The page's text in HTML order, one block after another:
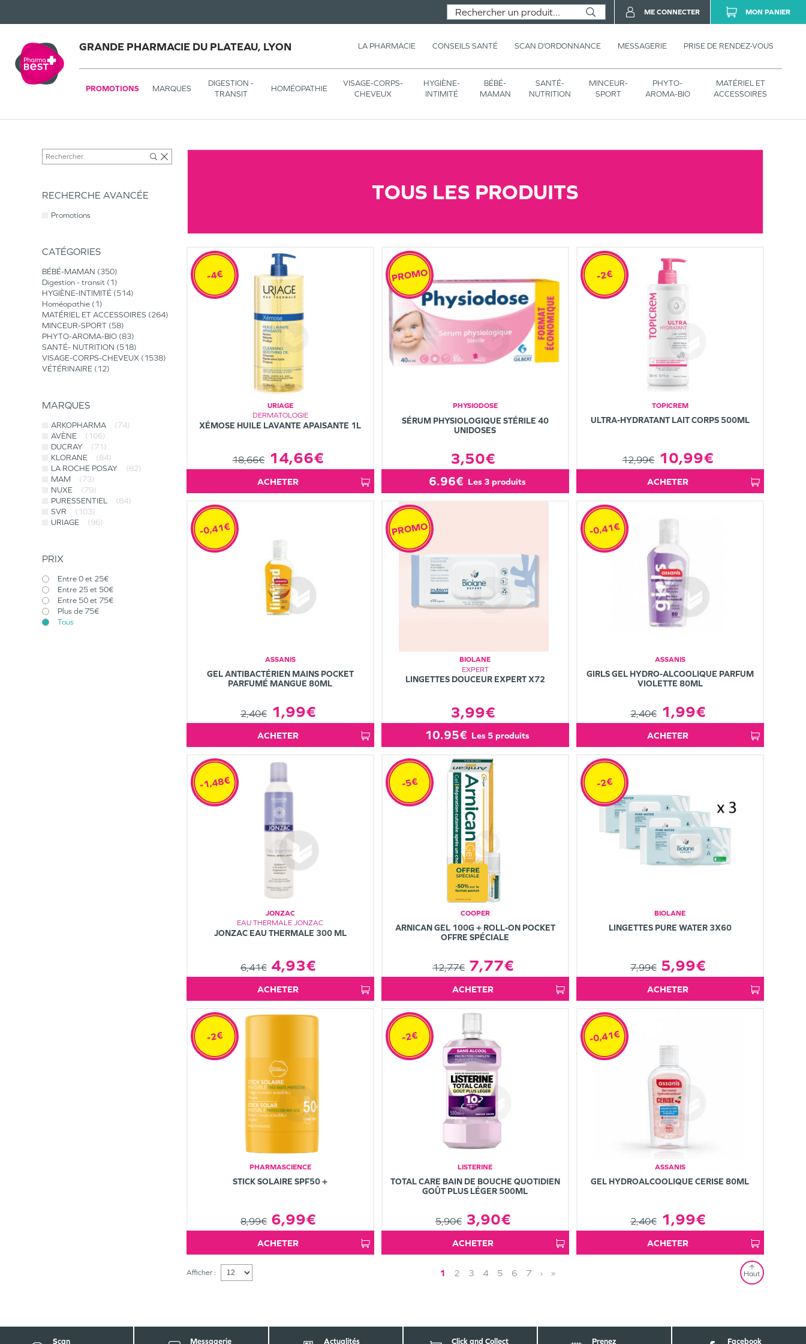
GRANDE PHARMACIE DU PLATEAU, LYON LA PHARMACIE CONSEILS SANTÉ SCAN D’ORDONNANCE MESSAGERIE PRISE DE RENDEZ-VOUS
PROMOTIONS MARQUES
DIGESTION -
TRANSIT
HOMÉOPATHIE
VISAGE-CORPS-
CHEVEUX
HYGIÈNE-
INTIMITÉ
BÉBÉ-
MAMAN
SANTÉ-
NUTRITION
MINCEUR-
SPORT
PHYTO-
AROMA-BIO
MATÉRIEL ET
ACCESSOIRES
ME CONNECTER MON PANIER
RECHERCHE AVANCÉE
Promotions
CATÉGORIES
BÉBÉ-MAMAN
350
Digestion - transit
1
HYGIÈNE-INTIMITÉ 514
Homéopathie
1
MATÉRIEL ET ACCESSOIRES
264
MINCEUR-SPORT 58
PHYTO-AROMA-BIO 83
SANTÉ- NUTRITION
518
VISAGE-CORPS-CHEVEUX
1538
VÉTÉRINAIRE
12
MARQUES
ARKOPHARMA
(74)
AVÈNE
(106)
DUCRAY
(71)
KLORANE
(84)
LA ROCHE POSAY
(82)
MAM
(73)
NUXE
(79)
PURESSENTIEL
(84)
SVR
(103)
URIAGE
(96)
PRIX
Entre 0 et 25€
Entre 25 et 50€
Entre 50 et 75€
Plus de 75€
Tous
TOUS LES PRODUITS
URIAGE
DERMATOLOGIE
XÉMOSE HUILE LAVANTE APAISANTE 1L
18,66€ 14,66€
-4€
ACHETER
PHYSIODOSE
SÉRUM PHYSIOLOGIQUE STÉRILE 40
UNIDOSES
3,50€
PROMO
6.96€ les 3 produits
TOPICREM
ULTRA-HYDRATANT LAIT CORPS 500ML
12,99€ 10,99€
-2€
ACHETER
ASSANIS
GEL ANTIBACTÉRIEN MAINS POCKET
PARFUMÉ MANGUE 80ML
2,40€ 1,99€
-0,41€
ACHETER
BIOLANE
EXPERT
LINGETTES DOUCEUR EXPERT X72
3,99€
PROMO
10.95€ les 5 produits
ASSANIS
GIRLS GEL HYDRO-ALCOOLIQUE PARFUM
VIOLETTE 80ML
2,40€ 1,99€
-0,41€
ACHETER
JONZAC
EAU THERMALE JONZAC
JONZAC EAU THERMALE 300 ML
6,41€ 4,93€
-1,48€
ACHETER
COOPER
ARNICAN GEL 100G + ROLL-ON POCKET
OFFRE SPÉCIALE
12,77€ 7,77€
-5€
ACHETER
BIOLANE
LINGETTES PURE WATER 3X60
7,99€ 5,99€
-2€
ACHETER
PHARMASCIENCE
STICK SOLAIRE SPF50 +
8,99€ 6,99€
-2€
ACHETER
LISTERINE
TOTAL CARE BAIN DE BOUCHE QUOTIDIEN
GOÛT PLUS LÉGER 500ML
5,90€ 3,90€
-2€
ACHETER
ASSANIS
GEL HYDROALCOOLIQUE CERISE 80ML
2,40€ 1,99€
-0,41€
ACHETER
Afficher : 1 2 3 4 5 6 7 › » Haut
Scan Messagerie Actualités Click and Collect Prenez Facebook